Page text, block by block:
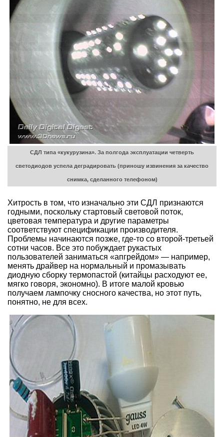
СДЛ типа «кукурузина». За полгода эксплуатации четверть
светодиодов успела деградировать (приношу извинения за качество
снимка, сделанного телефоном)
Хитрость в том, что изначально эти СДЛ признаются
годными, поскольку стартовый световой поток,
цветовая температура и другие параметры
соответствуют спецификации производителя.
Проблемы начинаются позже, где-то со второй-третьей
сотни часов. Все это побуждает рукастых
пользователей заниматься «апгрейдом» — например,
менять драйвер на нормальный и промазывать
диодную сборку термопастой (китайцы расходуют ее,
мягко говоря, экономно). В итоге малой кровью
получаем лампочку сносного качества, но этот путь,
понятно, не для всех.